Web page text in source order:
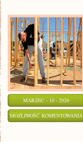
MARZEC - 10 - 2026
MOŻLIWOŚĆ KOMENTOWANIA